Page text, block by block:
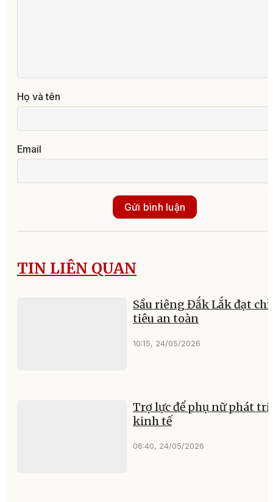
Họ và tên
Email
Gửi bình luận
TIN LIÊN QUAN
Sầu riêng Đắk Lắk đạt chỉ
tiêu an toàn
10:15, 24/05/2026
Trợ lực để phụ nữ phát
kinh tế
06:40, 24/05/2026